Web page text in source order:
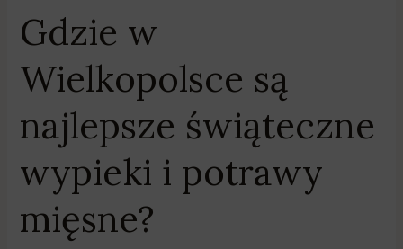
Gdzie w
Wielkopolsce są
najlepsze świąteczne
wypieki i potrawy
mięsne?